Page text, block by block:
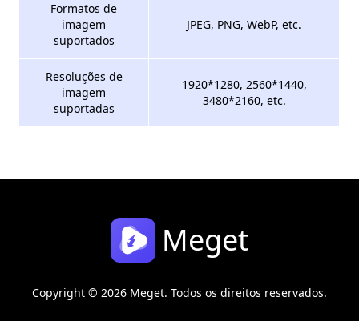
Formatos de
imagem
suportados
JPEG, PNG, WebP, etc.
Resoluções de
imagem
suportadas
1920*1280, 2560*1440,
3480*2160, etc.
Meget
Copyright © 2026 Meget. Todos os direitos reservados.